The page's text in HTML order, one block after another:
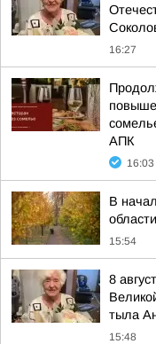
16:27
АПК
16:03
В
15:54
8
тыла
15:48